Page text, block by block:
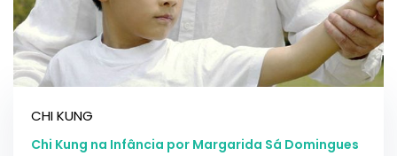
CHI KUNG
Chi Kung na Infância por Margarida Sá Domingues